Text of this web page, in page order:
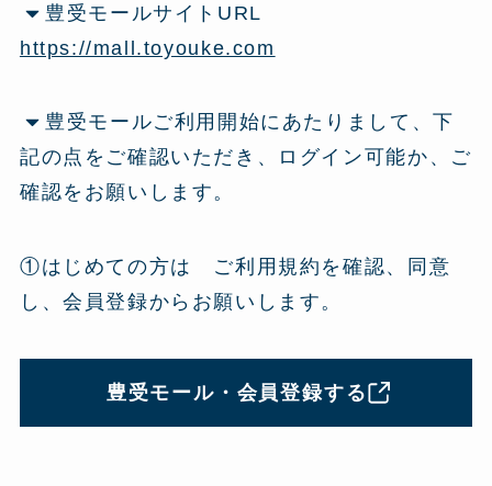
豊受モールサイトURL
https://mall.toyouke.com
豊受モールご利用開始にあたりまして、下
記の点をご確認いただき、ログイン可能か、ご
確認をお願いします。
①はじめての方は ご利用規約を確認、同意
し、会員登録からお願いします。
豊受モール・会員登録する